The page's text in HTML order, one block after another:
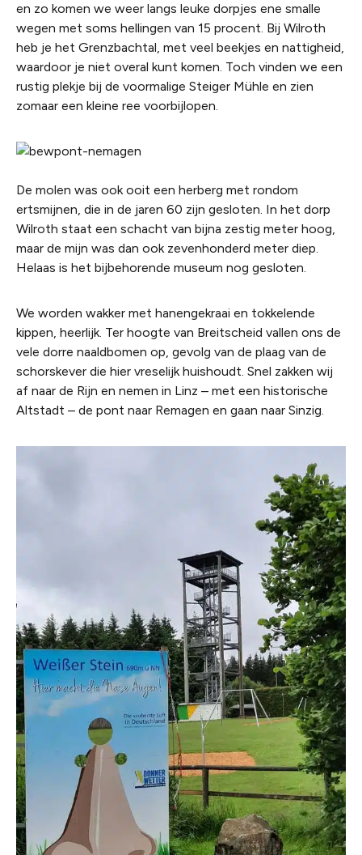
en zo komen we weer langs leuke dorpjes ene smalle
wegen met soms hellingen van 15 procent. Bij Wilroth
heb je het Grenzbachtal, met veel beekjes en nattigheid,
waardoor je niet overal kunt komen. Toch vinden we een
rustig plekje bij de voormalige Steiger Mühle en zien
zomaar een kleine ree voorbijlopen.
De molen was ook ooit een herberg met rondom
ertsmijnen, die in de jaren 60 zijn gesloten. In het dorp
Wilroth staat een schacht van bijna zestig meter hoog,
maar de mijn was dan ook zevenhonderd meter diep.
Helaas is het bijbehorende museum nog gesloten.
We worden wakker met hanengekraai en tokkelende
kippen, heerlijk. Ter hoogte van Breitscheid vallen ons de
vele dorre naaldbomen op, gevolg van de plaag van de
schorskever die hier vreselijk huishoudt. Snel zakken wij
af naar de Rijn en nemen in Linz – met een historische
Altstadt – de pont naar Remagen en gaan naar Sinzig.